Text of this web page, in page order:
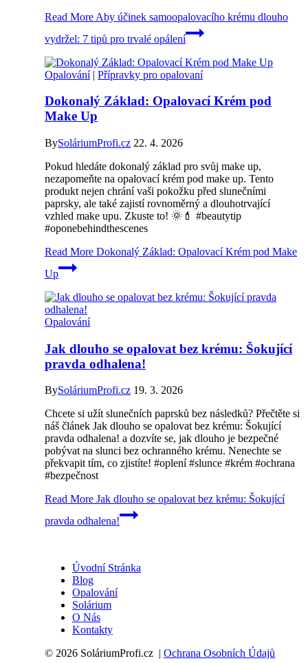
Read More Aby účinek samoopalovacího krému dlouho
vydržel: 7 tipů pro trvalé opálení
Opalování| Přípravky pro opalovaní
Dokonalý Základ: Opalovací Krém pod
Make Up
BySoláriumProfi.cz 22. 4. 2026
Pokud hledáte dokonalý základ pro svůj make up,
nezapomeňte na opalovací krém pod make up. Tento
produkt nejen chrání vaši pokožku před slunečními
paprsky, ale také zajistí rovnoměrný a dlouhotrvající
vzhled make upu. Zkuste to! 🌞💄 #beautytip
#oponebehindthescenes
Read More Dokonalý Základ: Opalovací Krém pod Make
Up
Opalování
Jak dlouho se opalovat bez krému: Šokující
pravda odhalena!
BySoláriumProfi.cz 19. 3. 2026
Chcete si užít slunečních paprsků bez následků? Přečtěte si
náš článek Jak dlouho se opalovat bez krému: Šokující
pravda odhalena! a dozvíte se, jak dlouho je bezpečné
pobývat na slunci bez ochranného krému. Nenechte se
překvapit tím, co zjistíte! #oplení #slunce #krém #ochrana
#bezpečnost
Read More Jak dlouho se opalovat bez krému: Šokující
pravda odhalena!
Úvodní Stránka
Blog
Opalování
Solárium
O Nás
Kontakty
© 2026 SoláriumProfi.cz | Ochrana Osobních Údajů